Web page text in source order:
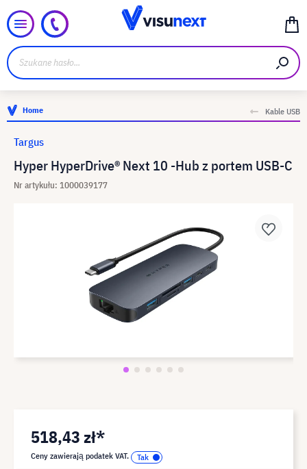
Home Kable USB
Hyper HyperDrive® Next 10 -Hub z portem USB-C
Nr artykułu: 1000039177
Targus
518,43 zł*
Ceny zawierają podatek VAT.